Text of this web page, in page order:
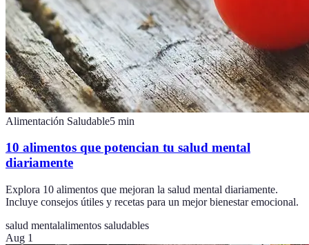
Alimentación Saludable5 min
10 alimentos que potencian tu salud mental
diariamente
Explora 10 alimentos que mejoran la salud mental diariamente.
Incluye consejos útiles y recetas para un mejor bienestar emocional.
salud mentalalimentos saludables
Aug 1